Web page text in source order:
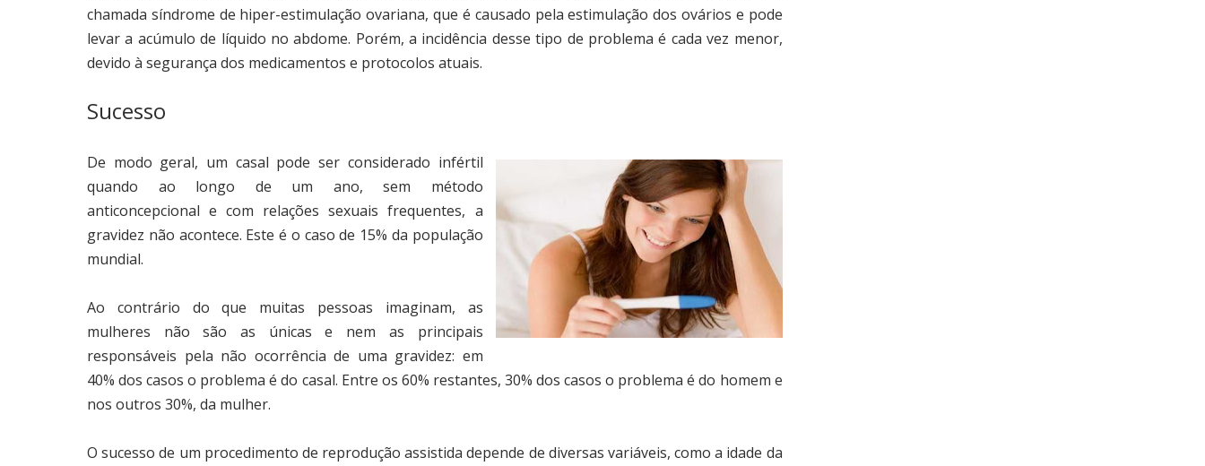
chamada síndrome de hiper-estimulação ovariana, que é causado pela estimulação dos ovários e pode
levar a acúmulo de líquido no abdome. Porém, a incidência desse tipo de problema é cada vez menor,
devido à segurança dos medicamentos e protocolos atuais.
Sucesso
De modo geral, um casal pode ser considerado infértil
quando ao longo de um ano, sem método
anticoncepcional e com relações sexuais frequentes, a
gravidez não acontece. Este é o caso de 15% da população
mundial.
Ao contrário do que muitas pessoas imaginam, as
mulheres não são as únicas e nem as principais
responsáveis pela não ocorrência de uma gravidez: em
40% dos casos o problema é do casal. Entre os 60% restantes, 30% dos casos o problema é do homem e
nos outros 30%, da mulher.
O sucesso de um procedimento de reprodução assistida depende de diversas variáveis, como a idade da